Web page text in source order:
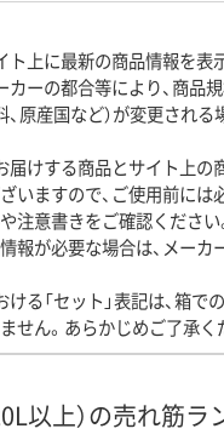
ト上に最新の商品情報を表
ーの都合等により、商品規
、原産国など）が変更され
届けする商品とサイト上の
いますので、ご使用前には
注意書きをご確認ください
報が必要な場合は、メーカ
ける「セット」表記は、箱で
せん。あらかじめご了承く
以上）の売れ筋ラ